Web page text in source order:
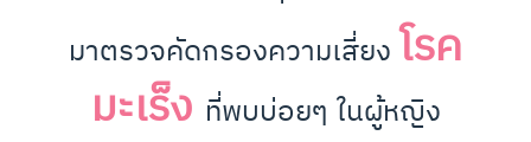
มาตรวจคัดกรองความเสี่ยง โรค
มะเร็ง ที่พบบ่อยๆ ในผู้หญิง